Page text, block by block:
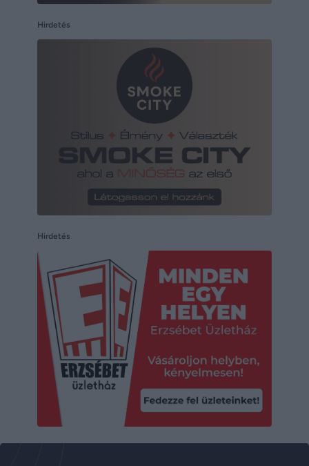
Hirdetés
Hirdetés